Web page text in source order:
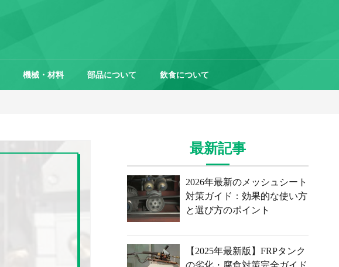
機械・材料 部品について 飲食について
最新記事
2026年最新のメッシュシート
対策ガイド：効果的な使い方
と選び方のポイント
【2025年最新版】FRPタンク
の劣化・腐食対策完全ガイド